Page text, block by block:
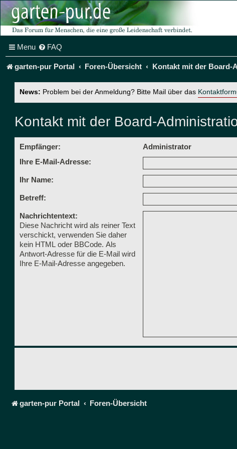
Menu FAQ
garten-pur Portal Foren-Übersicht Kontakt mit der Board-
News: Problem bei der Anmeldung? Bitte Mail über das
Kontakt mit der Board-
Empfänger:
Administrator
Ihre E-Mail-Adresse:
Ihr Name:
Betreff:
Nachrichtentext:
Diese Nachricht wird als reiner Text
verschickt, verwenden Sie daher
kein HTML oder BBCode. Als
Antwort-Adresse für die E-Mail wird
Ihre E-Mail-Adresse angegeben.
garten-pur Portal Foren-Übersicht